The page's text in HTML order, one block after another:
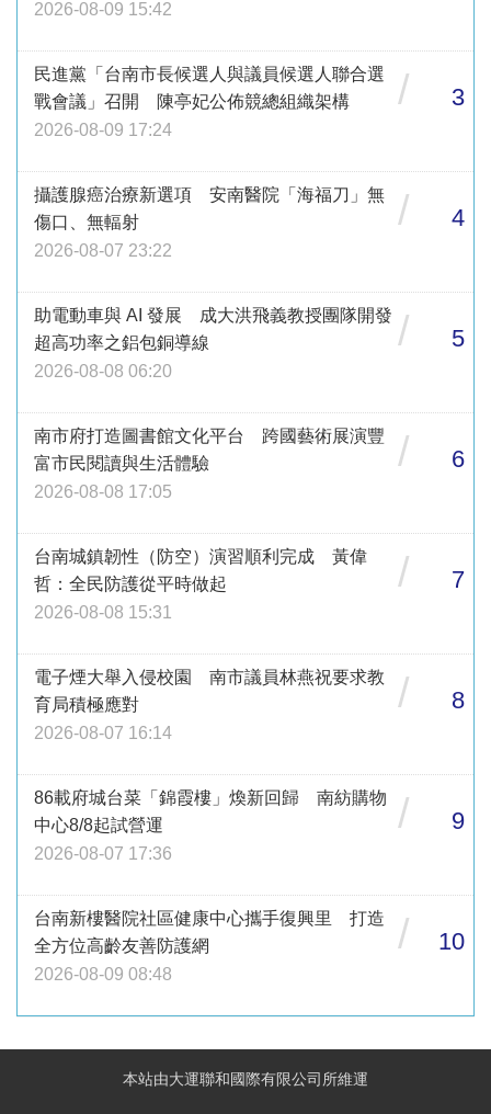
2026-08-09 15:42
民進黨「台南市長候選人與議員候選人聯合選
戰會議」召開 陳亭妃公佈競總組織架構
2026-08-09 17:24
/ 3
攝護腺癌治療新選項 安南醫院「海福刀」無
傷口、無輻射
2026-08-07 23:22
/ 4
助電動車與 AI 發展 成大洪飛義教授團隊開發
超高功率之鋁包銅導線
2026-08-08 06:20
/ 5
南市府打造圖書館文化平台 跨國藝術展演豐
富市民閱讀與生活體驗
2026-08-08 17:05
/ 6
台南城鎮韌性（防空）演習順利完成 黃偉
哲：全民防護從平時做起
2026-08-08 15:31
/ 7
電子煙大舉入侵校園 南市議員林燕祝要求教
育局積極應對
2026-08-07 16:14
/ 8
86載府城台菜「錦霞樓」煥新回歸 南紡購物
中心8/8起試營運
2026-08-07 17:36
/ 9
台南新樓醫院社區健康中心攜手復興里 打造
全方位高齡友善防護網
2026-08-09 08:48
/ 10
本站由大運聯和國際有限公司所維運